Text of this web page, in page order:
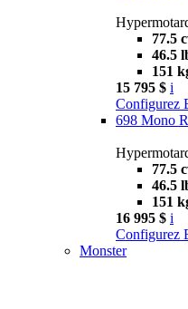
77.5
46.5
151
15 795 $ i
Configurez
698 Mono
77.5
46.5
151
16 995 $ i
Configurez
Monster